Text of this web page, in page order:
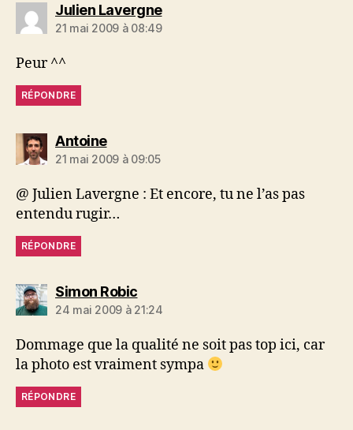
Julien Lavergnedit :
21 mai 2009 à 08:49
Peur ^^
RÉPONDRE
Antoinedit :
21 mai 2009 à 09:05
@ Julien Lavergne : Et encore, tu ne l’as pas
entendu rugir…
RÉPONDRE
Simon Robicdit :
24 mai 2009 à 21:24
Dommage que la qualité ne soit pas top ici, car
la photo est vraiment sympa
RÉPONDRE